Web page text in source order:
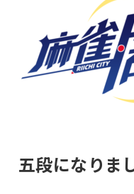
五段になりま